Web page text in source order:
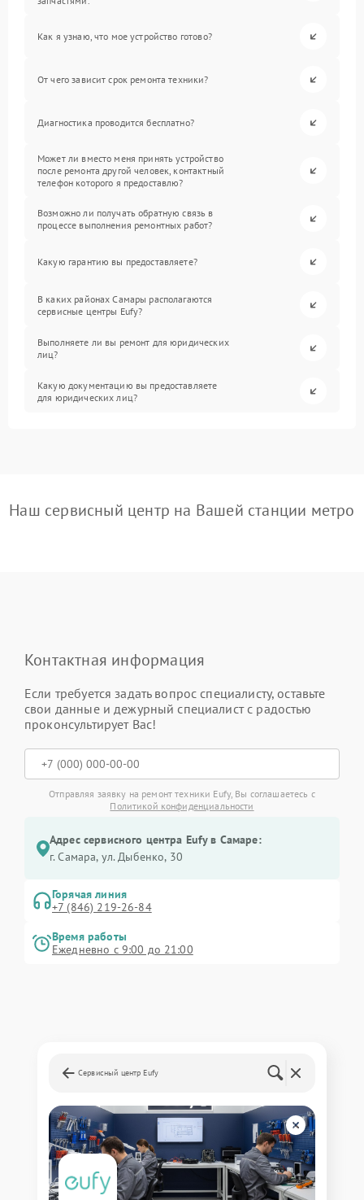
Как я узнаю, что мое устройство готово?
От чего зависит срок ремонта техники?
Диагностика проводится бесплатно?
Может ли вместо меня принять устройство
после ремонта другой человек, контактный
телефон которого я предоставлю?
Возможно ли получать обратную связь в
процессе выполнения ремонтных работ?
Какую гарантию вы предоставляете?
В каких районах Самары располагаются
сервисные центры Eufy?
Выполняете ли вы ремонт для юридических
лиц?
Какую документацию вы предоставляете
для юридических лиц?
Наш сервисный центр на Вашей станции метро
Контактная информация
Если требуется задать вопрос специалисту, оставьте
свои данные и дежурный специалист с радостью
проконсультирует Вас!
Отправляя заявку на ремонт техники Eufy, Вы соглашаетесь с
Политикой конфиденциальности
Адрес сервисного центра Eufy в Самаре:
г. Самара, ул. Дыбенко, 30
Горячая линия
+7 (846) 219-26-84
Время работы
Ежедневно с 9:00 до 21:00
Сервисный центр Eufy